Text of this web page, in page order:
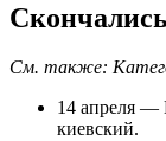
Скончались
См. также:
14 апреля —
киевский.